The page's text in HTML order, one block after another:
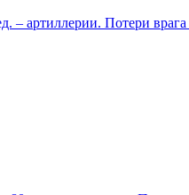
артиллерии. Потери